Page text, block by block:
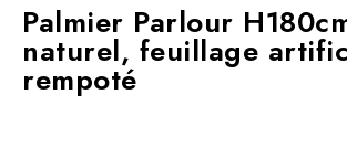
Palmier Parlour
naturel, feuillage
rempoté